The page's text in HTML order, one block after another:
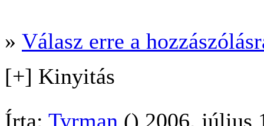
» Válasz erre a
[+] Kinyitás
Írta: Tyrman () 2006. július